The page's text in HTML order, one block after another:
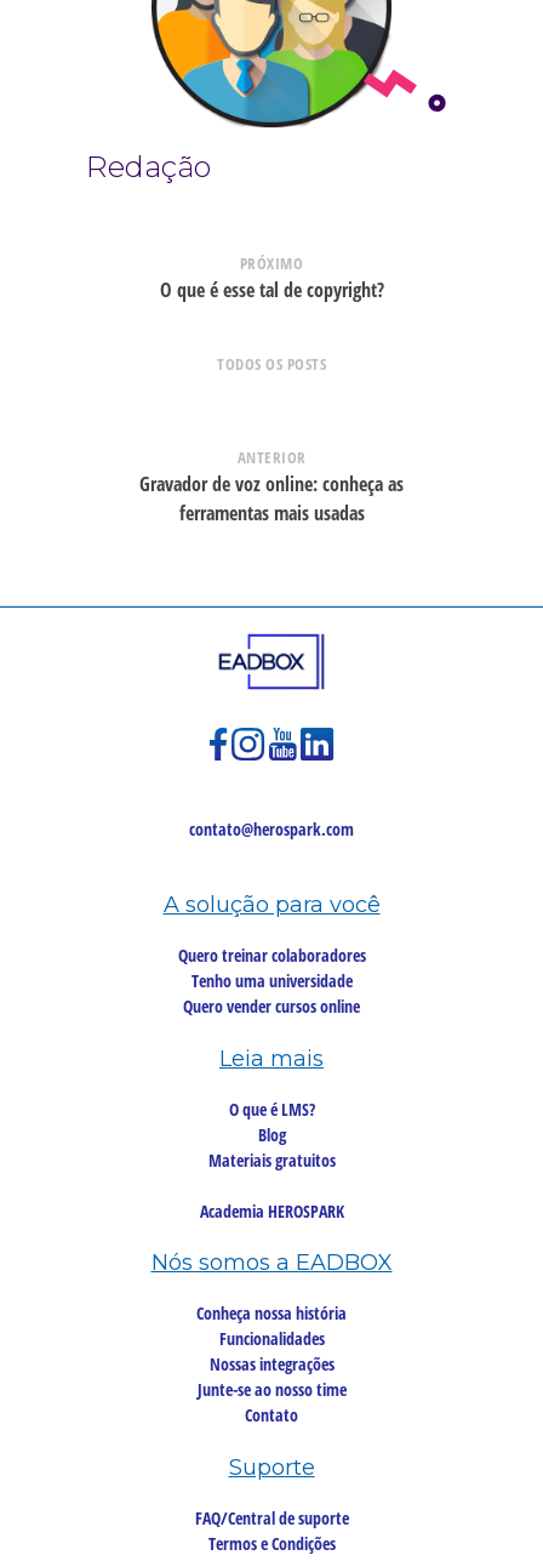
Redação
PRÓXIMO
O que é esse tal de copyright?
TODOS OS POSTS
ANTERIOR
Gravador de voz online: conheça as
ferramentas mais usadas
contato@herospark.com
A solução para você
Quero treinar colaboradores
Tenho uma universidade
Quero vender cursos online
Leia mais
O que é LMS?
Blog
Materiais gratuitos
Academia HEROSPARK
Nós somos a EADBOX
Conheça nossa história
Funcionalidades
Nossas integrações
Junte-se ao nosso time
Contato
Suporte
FAQ/Central de suporte
Termos e Condições